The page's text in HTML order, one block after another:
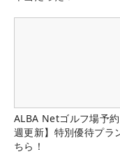
ALBA Netゴルフ場予
週更新】特別優待プラ
ちら！